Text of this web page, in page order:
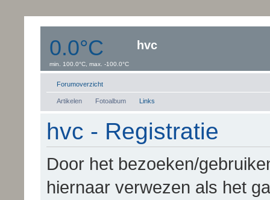
0.0°C
min. 100.0°C, max. -100.0°C
Windsnelheid:0 km/uur
hvc
Forumoverzicht
Artikelen Fotoalbum Links
hvc - Registratie
Door het bezoeken/
hiernaar verwezen als het